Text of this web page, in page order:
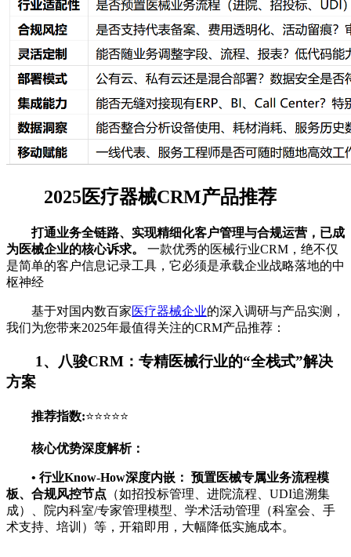
2025医疗器械CRM产品推荐
打通业务全链路、实现精细化客户管理与合规运营，已成
为医械企业的核心诉求。
一款优秀的医械行业CRM，绝不仅
是简单的客户信息记录工具，它必须是承载企业战略落地的中
枢神经
基于对国内数百家医疗器械企业的深入调研与产品实测，
我们为您带来2025年最值得关注的CRM产品推荐：
1、八骏CRM ：专精医械行业的“全栈式”解决
方案
推荐指数:⭐⭐⭐⭐⭐
核心优势深度解析：
• 行业Know-How深度内嵌： 预置医械专属业务流程模
板、合规风控节点 （如招投标管理、进院流程、UDI追溯集
成）、院内科室/专家管理模型、学术活动管理（科室会、手
术支持、培训）等，开箱即用，大幅降低实施成本。